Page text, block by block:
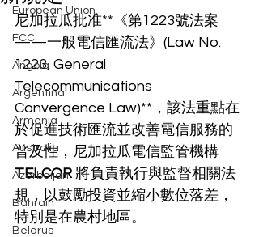
European Union
FCC
Angola
Argentina
Armenia
Australia
Azerbaijan
Bahrain
Belarus
尼加拉瓜批准**《第1223號法案
——一般電信匯流法》(Law No.
1223, General
Telecommunications
Convergence Law)**，該法重點在
於促進技術匯流並改善電信服務的
普及性，尼加拉瓜電信監管機構
TELCOR 將負責執行與監督相關法
規，以鼓勵投資並縮小數位落差，
特別是在農村地區。